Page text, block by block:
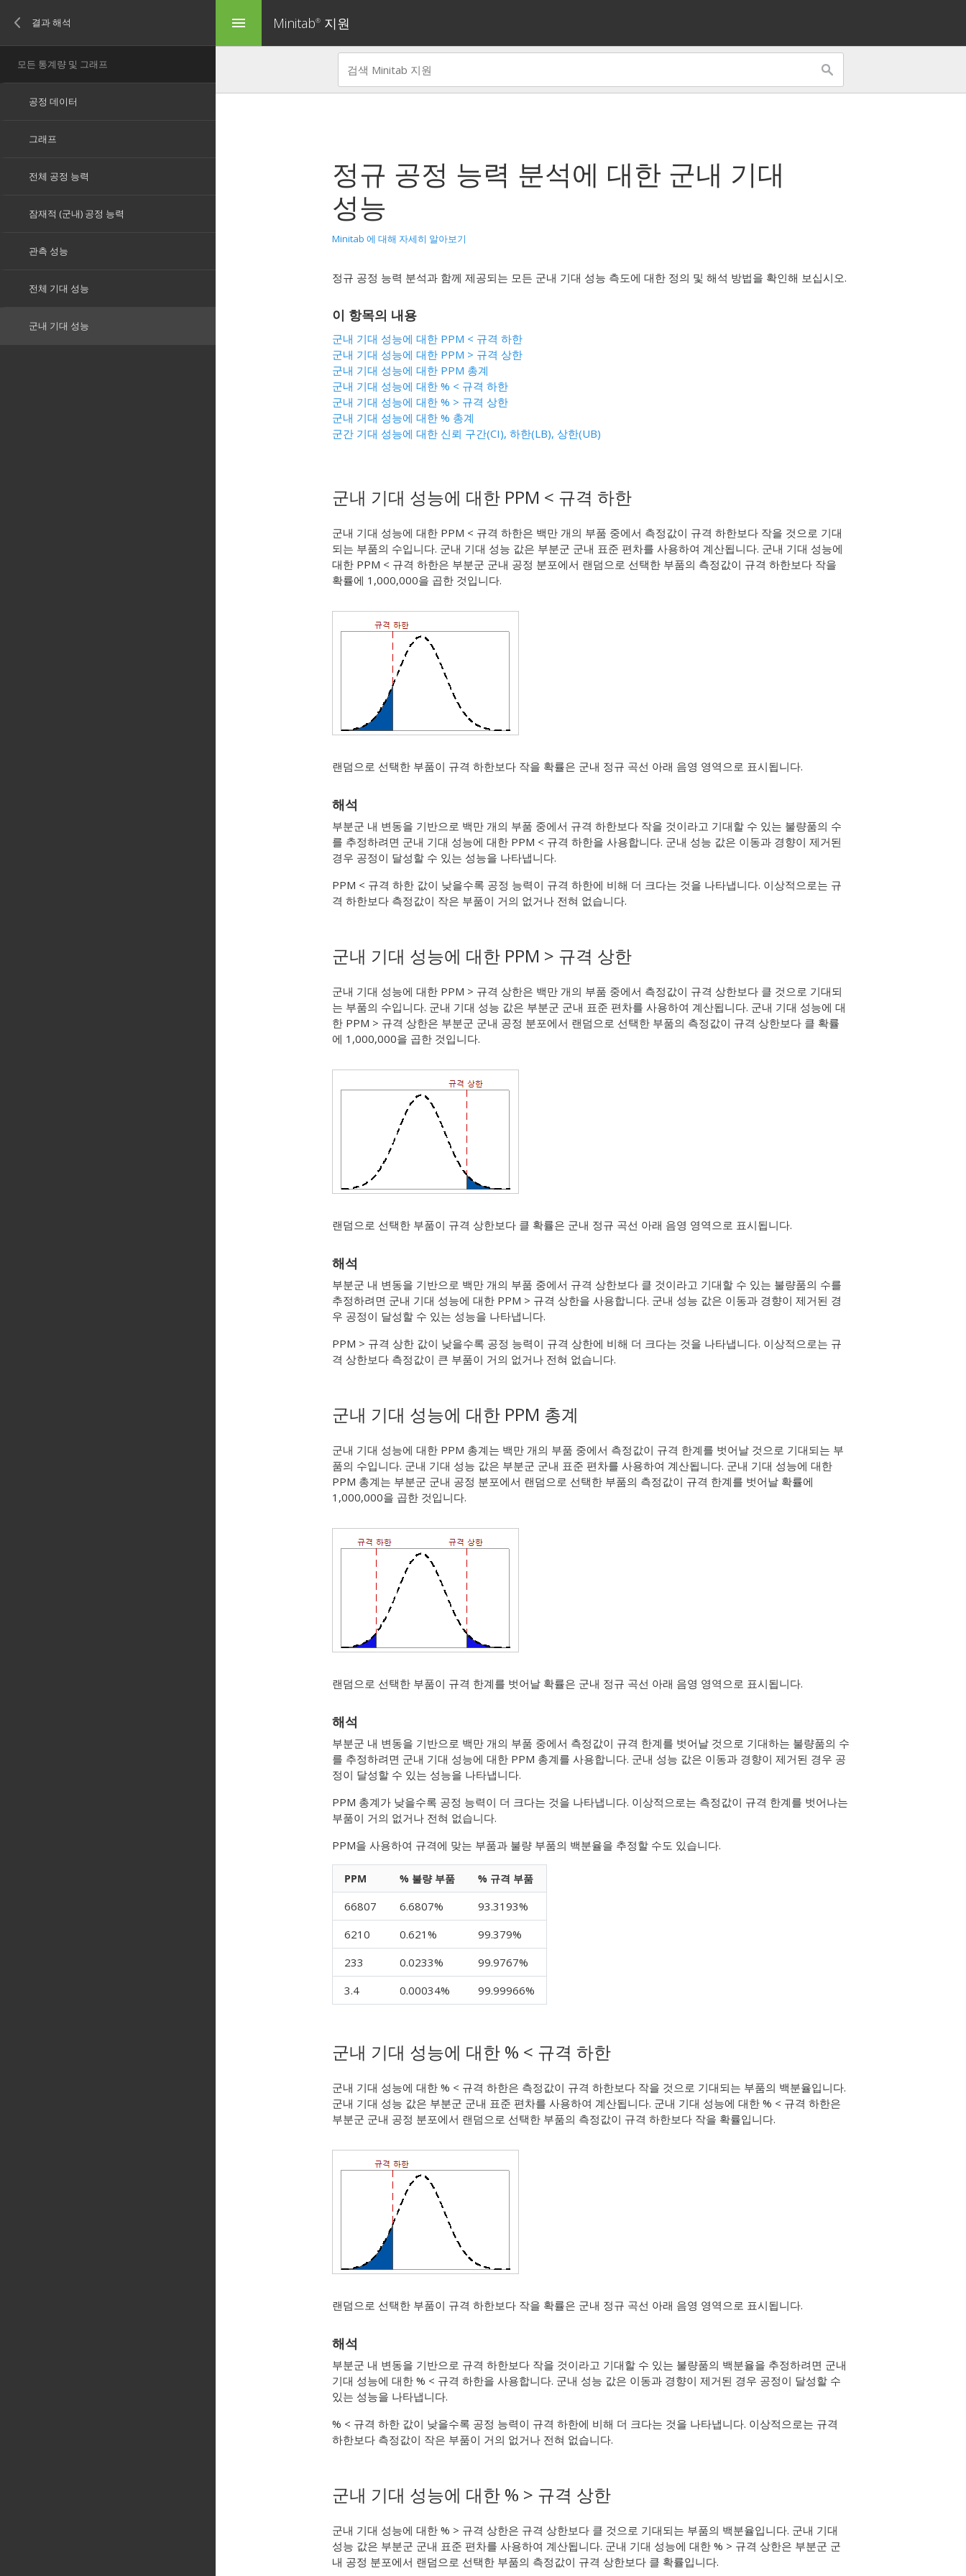
menu Minitab® 지원
정규 공정 능력 분석에 대한 군내 기대
성능
Minitab 에 대해 자세히 알아보기
정규 공정 능력 분석과 함께 제공되는 모든 군내 기대 성능 측도에 대한 정의 및 해석 방법을 확인해 보십시오.
이 항목의 내용
군내 기대 성능에 대한 PPM < 규격 하한
군내 기대 성능에 대한 PPM > 규격 상한
군내 기대 성능에 대한 PPM 총계
군내 기대 성능에 대한 % < 규격 하한
군내 기대 성능에 대한 % > 규격 상한
군내 기대 성능에 대한 % 총계
군간 기대 성능에 대한 신뢰 구간(CI), 하한(LB), 상한(UB)
군내 기대 성능에 대한 PPM < 규격 하한
군내 기대 성능에 대한 PPM < 규격 하한은 백만 개의 부품 중에서 측정값이 규격 하한보다 작을 것으로 기대
되는 부품의 수입니다. 군내 기대 성능 값은 부분군 군내 표준 편차를 사용하여 계산됩니다. 군내 기대 성능에
대한 PPM < 규격 하한은 부분군 군내 공정 분포에서 랜덤으로 선택한 부품의 측정값이 규격 하한보다 작을
확률에 1,000,000을 곱한 것입니다.
랜덤으로 선택한 부품이 규격 하한보다 작을 확률은 군내 정규 곡선 아래 음영 영역으로 표시됩니다.
해석
부분군 내 변동을 기반으로 백만 개의 부품 중에서 규격 하한보다 작을 것이라고 기대할 수 있는 불량품의 수
를 추정하려면 군내 기대 성능에 대한 PPM < 규격 하한을 사용합니다. 군내 성능 값은 이동과 경향이 제거된
경우 공정이 달성할 수 있는 성능을 나타냅니다.
PPM < 규격 하한 값이 낮을수록 공정 능력이 규격 하한에 비해 더 크다는 것을 나타냅니다. 이상적으로는 규
격 하한보다 측정값이 작은 부품이 거의 없거나 전혀 없습니다.
군내 기대 성능에 대한 PPM > 규격 상한
군내 기대 성능에 대한 PPM > 규격 상한은 백만 개의 부품 중에서 측정값이 규격 상한보다 클 것으로 기대되
는 부품의 수입니다. 군내 기대 성능 값은 부분군 군내 표준 편차를 사용하여 계산됩니다. 군내 기대 성능에 대
한 PPM > 규격 상한은 부분군 군내 공정 분포에서 랜덤으로 선택한 부품의 측정값이 규격 상한보다 클 확률
에 1,000,000을 곱한 것입니다.
랜덤으로 선택한 부품이 규격 상한보다 클 확률은 군내 정규 곡선 아래 음영 영역으로 표시됩니다.
해석
부분군 내 변동을 기반으로 백만 개의 부품 중에서 규격 상한보다 클 것이라고 기대할 수 있는 불량품의 수를
추정하려면 군내 기대 성능에 대한 PPM > 규격 상한을 사용합니다. 군내 성능 값은 이동과 경향이 제거된 경
우 공정이 달성할 수 있는 성능을 나타냅니다.
PPM > 규격 상한 값이 낮을수록 공정 능력이 규격 상한에 비해 더 크다는 것을 나타냅니다. 이상적으로는 규
격 상한보다 측정값이 큰 부품이 거의 없거나 전혀 없습니다.
군내 기대 성능에 대한 PPM 총계
군내 기대 성능에 대한 PPM 총계는 백만 개의 부품 중에서 측정값이 규격 한계를 벗어날 것으로 기대되는 부
품의 수입니다. 군내 기대 성능 값은 부분군 군내 표준 편차를 사용하여 계산됩니다. 군내 기대 성능에 대한
PPM 총계는 부분군 군내 공정 분포에서 랜덤으로 선택한 부품의 측정값이 규격 한계를 벗어날 확률에
1,000,000을 곱한 것입니다.
랜덤으로 선택한 부품이 규격 한계를 벗어날 확률은 군내 정규 곡선 아래 음영 영역으로 표시됩니다.
해석
부분군 내 변동을 기반으로 백만 개의 부품 중에서 측정값이 규격 한계를 벗어날 것으로 기대하는 불량품의 수
를 추정하려면 군내 기대 성능에 대한 PPM 총계를 사용합니다. 군내 성능 값은 이동과 경향이 제거된 경우 공
정이 달성할 수 있는 성능을 나타냅니다.
PPM 총계가 낮을수록 공정 능력이 더 크다는 것을 나타냅니다. 이상적으로는 측정값이 규격 한계를 벗어나는
부품이 거의 없거나 전혀 없습니다.
PPM을 사용하여 규격에 맞는 부품과 불량 부품의 백분율을 추정할 수도 있습니다.
PPM % 불량 부품 % 규격 부품
66807 6.6807%
93.3193%
6210
0.621%
99.379%
233
0.0233%
99.9767%
3.4
0.00034% 99.99966%
군내 기대 성능에 대한 % < 규격 하한
군내 기대 성능에 대한 % < 규격 하한은 측정값이 규격 하한보다 작을 것으로 기대되는 부품의 백분율입니다.
군내 기대 성능 값은 부분군 군내 표준 편차를 사용하여 계산됩니다. 군내 기대 성능에 대한 % < 규격 하한은
부분군 군내 공정 분포에서 랜덤으로 선택한 부품의 측정값이 규격 하한보다 작을 확률입니다.
랜덤으로 선택한 부품이 규격 하한보다 작을 확률은 군내 정규 곡선 아래 음영 영역으로 표시됩니다.
해석
부분군 내 변동을 기반으로 규격 하한보다 작을 것이라고 기대할 수 있는 불량품의 백분율을 추정하려면 군내
기대 성능에 대한 % < 규격 하한을 사용합니다. 군내 성능 값은 이동과 경향이 제거된 경우 공정이 달성할 수
있는 성능을 나타냅니다.
% < 규격 하한 값이 낮을수록 공정 능력이 규격 하한에 비해 더 크다는 것을 나타냅니다. 이상적으로는 규격
하한보다 측정값이 작은 부품이 거의 없거나 전혀 없습니다.
군내 기대 성능에 대한 % > 규격 상한
군내 기대 성능에 대한 % > 규격 상한은 규격 상한보다 클 것으로 기대되는 부품의 백분율입니다. 군내 기대
성능 값은 부분군 군내 표준 편차를 사용하여 계산됩니다. 군내 기대 성능에 대한 % > 규격 상한은 부분군 군
내 공정 분포에서 랜덤으로 선택한 부품의 측정값이 규격 상한보다 클 확률입니다.